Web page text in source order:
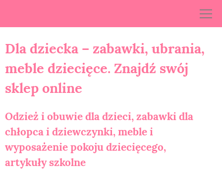
Dla dziecka – zabawki, ubrania,
meble dziecięce. Znajdź swój
sklep online
Odzież i obuwie dla dzieci, zabawki dla
chłopca i dziewczynki, meble i
wyposażenie pokoju dziecięcego,
artykuły szkolne